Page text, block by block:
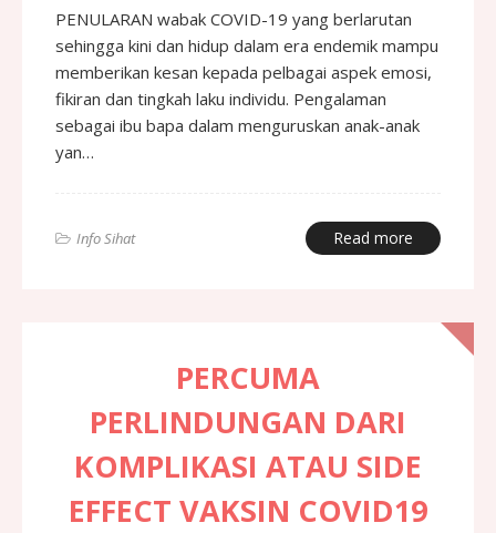
PENULARAN wabak COVID-19 yang berlarutan
sehingga kini dan hidup dalam era endemik mampu
memberikan kesan kepada pelbagai aspek emosi,
fikiran dan tingkah laku individu. Pengalaman
sebagai ibu bapa dalam menguruskan anak-anak
yan…
Info Sihat Read more
PERCUMA
PERLINDUNGAN DARI
KOMPLIKASI ATAU SIDE
EFFECT VAKSIN COVID19